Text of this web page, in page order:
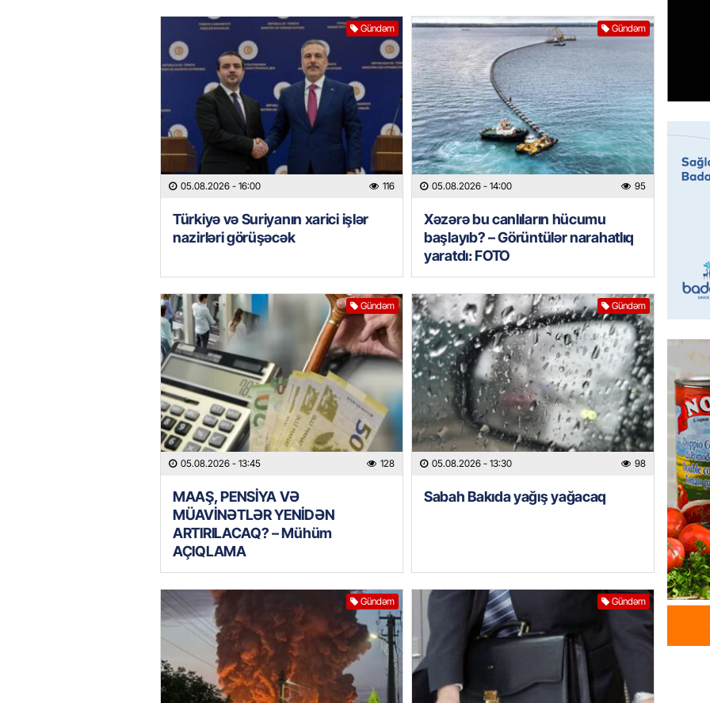
Gündəm
05.08.2026 - 16:00 116
Türkiyə və Suriyanın xarici işlər
nazirləri görüşəcək
Gündəm
05.08.2026 - 14:00 95
Xəzərə bu canlıların hücumu
başlayıb? – Görüntülər narahatlıq
yaratdı: FOTO
Gündəm
05.08.2026 - 13:45 128
MAAŞ, PENSİYA VƏ
MÜAVİNƏTLƏR YENİDƏN
ARTIRILACAQ? – Mühüm
AÇIQLAMA
Gündəm
05.08.2026 - 13:30 98
Sabah Bakıda yağış yağacaq
Gündəm Gündəm
yaxşı
GÜNDƏM
sədr
GÜNDƏM
Milli
-